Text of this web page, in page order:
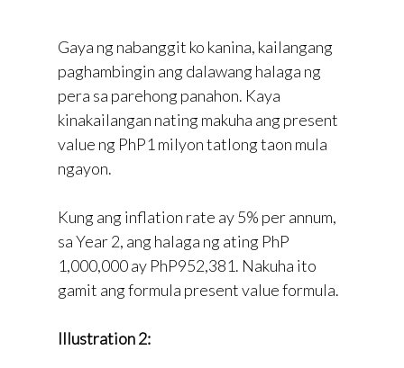
Gaya ng nabanggit ko kanina, kailangang
paghambingin ang dalawang halaga ng
pera sa parehong panahon. Kaya
kinakailangan nating makuha ang present
value ng PhP1 milyon tatlong taon mula
ngayon.
Kung ang inflation rate ay 5% per annum,
sa Year 2, ang halaga ng ating PhP
1,000,000 ay PhP952,381. Nakuha ito
gamit ang formula present value formula.
Illustration 2: